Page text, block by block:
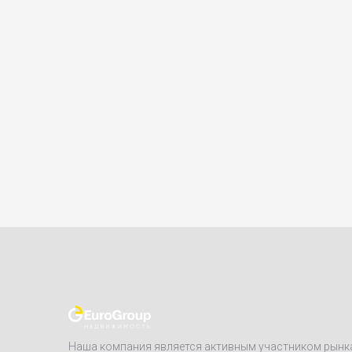
Наша компания является активным участником